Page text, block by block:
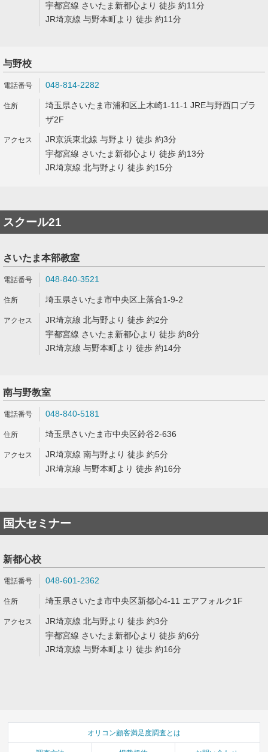
宇都宮線 さいたま新都心より 徒歩 約11分
JR埼京線 与野本町より 徒歩 約11分
与野校
048-814-2282
埼玉県さいたま市浦和区上木崎1-11-1 JRE与野西口プラ
ザ2F
JR京浜東北線 与野より 徒歩 約3分
宇都宮線 さいたま新都心より 徒歩 約13分
JR埼京線 北与野より 徒歩 約15分
スクール21
さいたま本部教室
048-840-3521
埼玉県さいたま市中央区上落合1-9-2
JR埼京線 北与野より 徒歩 約2分
宇都宮線 さいたま新都心より 徒歩 約8分
JR埼京線 与野本町より 徒歩 約14分
南与野教室
048-840-5181
埼玉県さいたま市中央区鈴谷2-636
JR埼京線 南与野より 徒歩 約5分
JR埼京線 与野本町より 徒歩 約16分
国大セミナー
新都心校
048-601-2362
埼玉県さいたま市中央区新都心4-11 エアフォルク1F
JR埼京線 北与野より 徒歩 約3分
宇都宮線 さいたま新都心より 徒歩 約6分
JR埼京線 与野本町より 徒歩 約16分
オリコン顧客満足度調査とは